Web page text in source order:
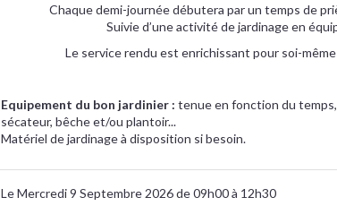
Chaque demi-journée débutera par un temps de
Suivie d’une activité de jardinage en
Le service rendu est enrichissant pour soi-
Equipement du bon jardinier : tenue en fonction du
sécateur, bêche et/ou plantoir...
Matériel de jardinage à disposition si besoin.
Le Mercredi 9 Septembre 2026 de 09h00 à 12h30